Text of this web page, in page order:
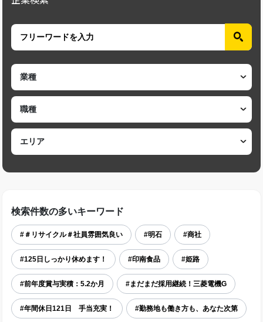
検索件数の多いキーワード
#＃リサイクル＃社員雰囲気良い #明石 #商社
#125日しっかり休めます！ #印南食品 #姫路
#前年度賞与実積：5.2か月 #まだまだ採用継続！三菱電機G
#年間休日121日 手当充実！ #勤務地も働き方も、あなた次第